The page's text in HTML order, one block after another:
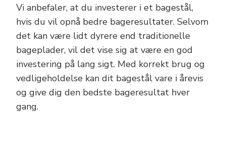
Vi anbefaler, at du investerer i et bagestål,
hvis du vil opnå bedre bageresultater. Selvom
det kan være lidt dyrere end traditionelle
bageplader, vil det vise sig at være en god
investering på lang sigt. Med korrekt brug og
vedligeholdelse kan dit bagestål vare i årevis
og give dig den bedste bageresultat hver
gang.